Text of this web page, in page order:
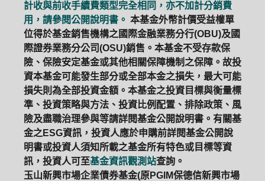
計收與前收手續費類型完全相同，亦不加計分銷費
用，請參閱公開說明書。 本基金外幣計價受益權單
位得於基金銷售機構之國際金融業務分行(OBU)及國
際證券業務分公司(OSU)銷售。本基金不受存款保
險、保險安定基金或其他相關保障機制之保障。故投
資本基金可能發生部分或全部本金之損失，最大可能
損失則為全部投資金額。本基金之投資目標與衡量標
準、投資策略與方法、投資比例配置、排除政策、風
險及盡職治理參與等請詳閱基金公開說明書。有關基
金之ESG資訊，投資人應於申購前詳閱基金公開說
明書或投資人須知所載之基金所有特色或目標等資
訊，投資人可至基金資訊觀測站查詢。
玉山新興市場企業債券基金(原PGIM保德信新興市場